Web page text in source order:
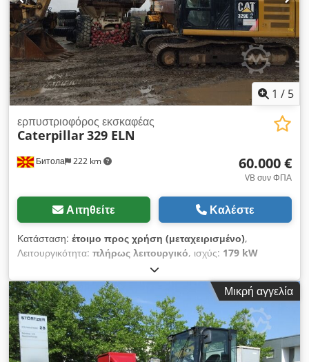
1 / 5
Битола 222 km
ερπυστριοφόρος εκσκαφέας
Caterpillar329 ELN
60.000 €
VB συν ΦΠΑ
Αιτηθείτε Καλέστε
Κατάσταση: έτοιμο προς χρήση (μεταχειρισμένο),
Λειτουργικότητα: πλήρως λειτουργικό, ισχύς: 179 kW
, τύπος μετάδοσης:
καυσίμου:ντίζελ, όγκος κάδου:2,6 m³, Έτος κατασκευής:
2014, αριθμός μηχανήματος/οχήματος:
CATO0329EVRLD00514, Εξοπλισμός:
ABS, καμπίνα,
κλιματισμός, σύστημα αυτόματου ελέγχου ταχύτητας,
τετρακίνηση, υδραυλικά, πολυμηχάνημα εκσκαφέας σε
άριστη κατάσταση Csdpfx Acjyinmkotoha
Μικρή αγγελία